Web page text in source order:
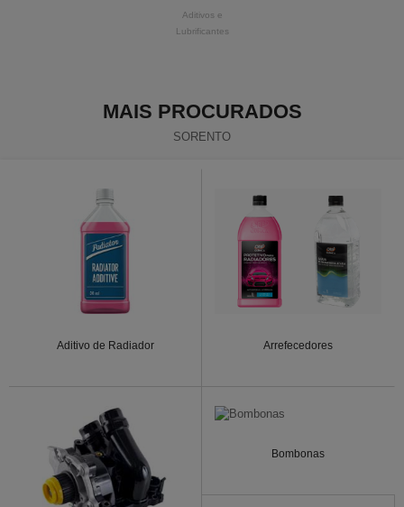
Aditivos e
Lubrificantes
MAIS PROCURADOS
SORENTO
Aditivo de Radiador Arrefecedores
Bombonas